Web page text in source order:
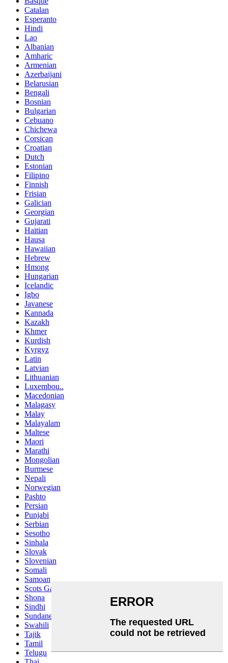
Catalan
Esperanto
Hindi
Lao
Albanian
Amharic
Armenian
Azerbaijani
Belarusian
Bengali
Bosnian
Bulgarian
Cebuano
Chichewa
Corsican
Croatian
Dutch
Estonian
Filipino
Finnish
Frisian
Galician
Georgian
Gujarati
Haitian
Hausa
Hawaiian
Hebrew
Hmong
Hungarian
Icelandic
Igbo
Javanese
Kannada
Kazakh
Khmer
Kurdish
Kyrgyz
Latin
Latvian
Lithuanian
Luxembou..
Macedonian
Malagasy
Malay
Malayalam
Maltese
Maori
Marathi
Mongolian
Burmese
Nepali
Norwegian
Pashto
Persian
Punjabi
Serbian
Sesotho
Sinhala
Slovak
Slovenian
Somali
Samoan
Scots Gaelic
Shona
Sindhi
Sundanese
Swahili
Tajik
Tamil
Telugu